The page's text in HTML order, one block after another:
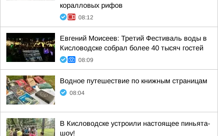
коралловых рифов
08:12
Евгений Моисеев: Третий Фестиваль воды в
Кисловодске собрал более 40 тысяч гостей
08:09
Водное путешествие по книжным страницам
08:04
В Кисловодске устроили настоящее пиньята-
шоу!